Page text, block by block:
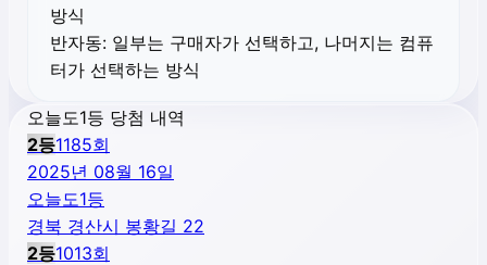
방식
반자동: 일부는 구매자가 선택하고, 나머지는 컴퓨
터가 선택하는 방식
오늘도1등 당첨 내역
2등1185회
2025년 08월 16일
오늘도1등
경북 경산시 봉황길 22
2등1013회